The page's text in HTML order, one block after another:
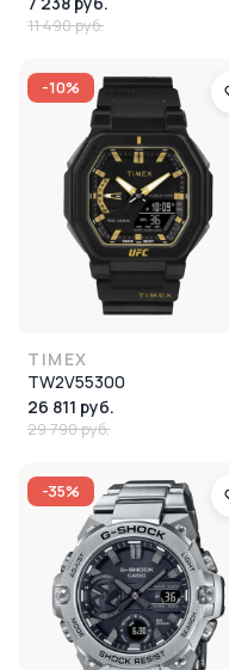
11 490 руб.
-10%
TIMEX
TW2V55300
26 811 руб.
29 790 руб.
-35%